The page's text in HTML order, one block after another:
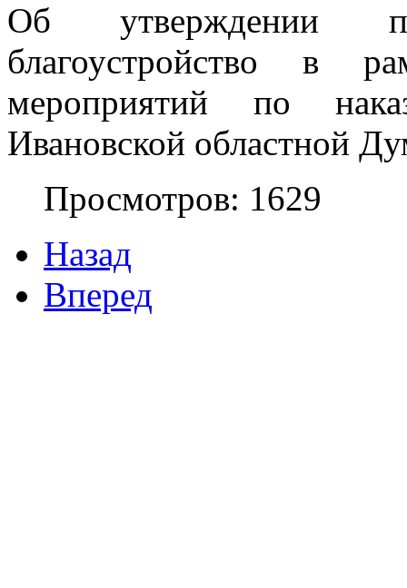
Об утверждении
благоустройство в
мероприятий по
Ивановской областной
Просмотров: 1629
Назад
Вперед